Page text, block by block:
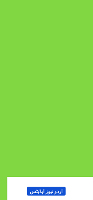
اردو نیوز اپڈیٹس